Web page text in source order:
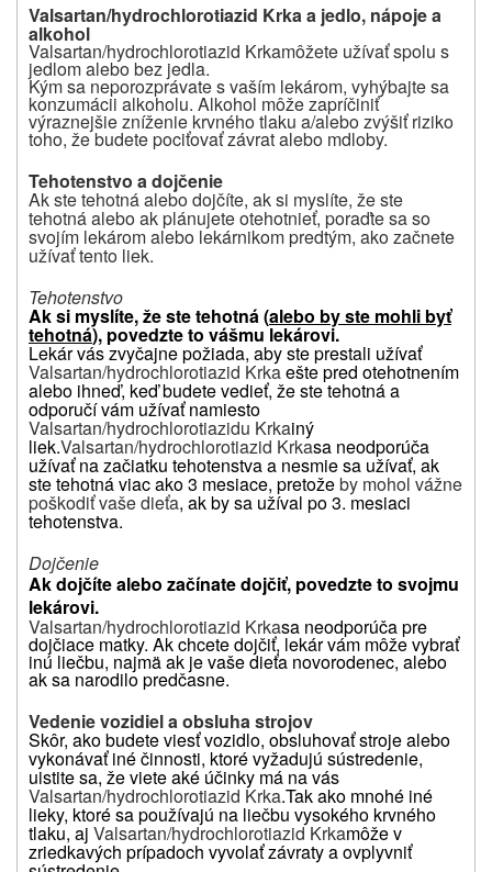
Valsartan/hydrochlorotiazid Krka a jedlo, nápoje a
alkohol
Valsartan/hydrochlorotiazid Krkamôžete užívať spolu s
jedlom alebo bez jedla.
Kým sa neporozprávate s vaším lekárom, vyhýbajte sa
konzumácii alkoholu. Alkohol môže zapríčiniť
výraznejšie zníženie krvného tlaku a/alebo zvýšiť riziko
toho, že budete pociťovať závrat alebo mdloby.
Tehotenstvo a dojčenie
Ak ste tehotná alebo dojčíte, ak si myslíte, že ste
tehotná alebo ak plánujete otehotnieť, poraďte sa so
svojím lekárom alebo lekárnikom predtým, ako začnete
užívaťtento liek.
Tehotenstvo
Ak si myslíte, že ste tehotná (alebo by ste mohli byť
tehotná), povedzte to vášmu lekárovi.
Lekár vás zvyčajne požiada, aby ste prestali užívať
Valsartan/hydrochlorotiazid Krkaešte pred otehotnením
alebo ihneď, keď budete vedieť, že ste tehotná a
odporučí vám užívať namiesto
Valsartan/hydrochlorotiazidu Krkainý
liek.Valsartan/hydrochlorotiazid Krkasa neodporúča
užívať na začiatku tehotenstva a nesmie sa užívať, ak
ste tehotná viac ako 3 mesiace, pretožeby mohol vážne
poškodiť vaše dieťa, ak by sa užíval po 3. mesiaci
tehotenstva.
Dojčenie
Ak dojčíte alebo začínate dojčiť, povedzte to svojmu
lekárovi.
Valsartan/hydrochlorotiazid Krkasa neodporúča pre
dojčiace matky. Ak chcete dojčiť, lekár vám môže vybrať
inú liečbu, najmä ak je vaše dieťa novorodenec, alebo
ak sa narodilo predčasne.
Vedenie vozidiel a obsluha strojov
Skôr, ako budete viesť vozidlo, obsluhovať stroje alebo
vykonávať iné činnosti, ktoré vyžadujú sústredenie,
uistite sa, že viete aké účinky má na vás
Valsartan/hydrochlorotiazid Krka.Tak ako mnohé iné
lieky, ktoré sa používajú na liečbu vysokého krvného
tlaku, aj Valsartan/hydrochlorotiazid Krkamôže v
zriedkavých prípadoch vyvolať závraty a ovplyvniť